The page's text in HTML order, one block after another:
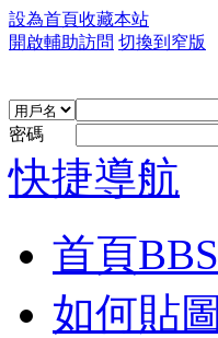
設為首頁收藏本站
開啟輔助訪問 切換到窄版
密碼
快捷導航
首頁BBS
如何貼圖